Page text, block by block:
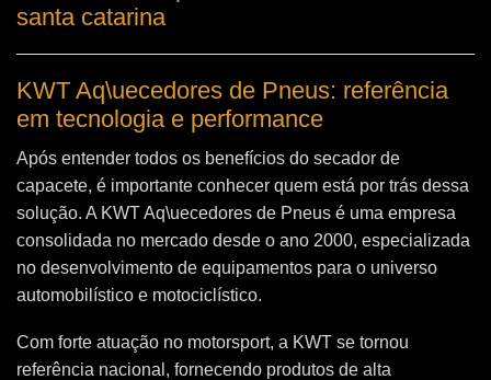
santa catarina
KWT Aq\uecedores de Pneus: referência
em tecnologia e performance
Após entender todos os benefícios do secador de
capacete, é importante conhecer quem está por trás dessa
solução. A KWT Aq\uecedores de Pneus é uma empresa
consolidada no mercado desde o ano 2000, especializada
no desenvolvimento de equipamentos para o universo
automobilístico e motociclístico.
Com forte atuação no motorsport, a KWT se tornou
referência nacional, fornecendo produtos de alta